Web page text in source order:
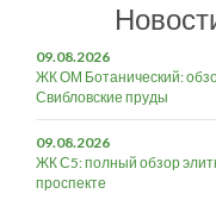
09.08.2026
ЖК ОМ Ботанический:
Свибловские пруды
09.08.2026
ЖК С5: полный обзор
проспекте